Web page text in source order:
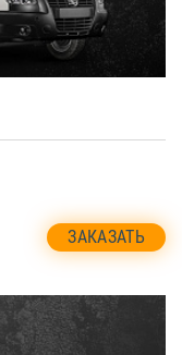
ЗАКАЗАТЬ